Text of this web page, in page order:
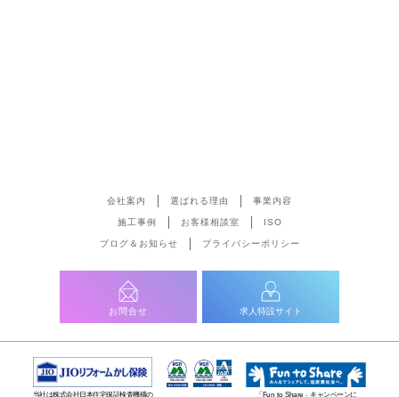
会社案内 選ばれる理由 事業内容
施工事例 お客様相談室 ISO
ブログ＆お知らせ プライバシーポリシー
お問合せ 求人特設サイト
当社は株式会社日本住宅保証検査機構の 「Fun to Share」キャンペーンに